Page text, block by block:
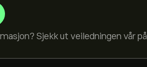
Sjekk ut veiledningen vår på